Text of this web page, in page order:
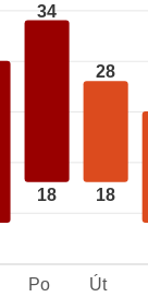
34
18
28
18
Po Út